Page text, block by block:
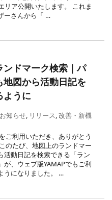
リア公開いたします。 これま
ーさんから「 …
ンドマーク検索｜パ
地図から活動日記を
ように
お知らせ, リリース,改善・新機
ご利用いただき、ありがとう
のたび、地図上のランドマー
活動日記を検索できる「ラン
が、ウェブ版YAMAPでもご利
うになりました。 …